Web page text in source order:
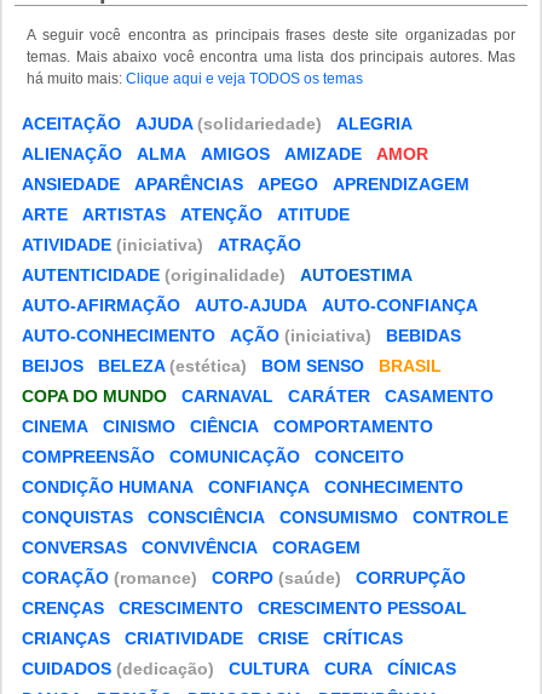
A seguir você encontra as principais frases deste site organizadas por
temas. Mais abaixo você encontra uma lista dos principais autores. Mas
há muito mais: Clique aqui e veja TODOS os temas
ACEITAÇÃO AJUDA(solidariedade)
ALEGRIA
ALIENAÇÃO
ALMA AMIGOS AMIZADE
AMOR
ANSIEDADE
APARÊNCIAS APEGO
APRENDIZAGEM
ARTE
ARTISTAS ATENÇÃO
ATITUDE
ATIVIDADE (iniciativa)
ATRAÇÃO
AUTENTICIDADE (originalidade)
AUTOESTIMA
AUTO-AFIRMAÇÃO
AUTO-AJUDA
AUTO-CONFIANÇA
AUTO-CONHECIMENTO
AÇÃO (iniciativa)
BEBIDAS
BEIJOS
BELEZA(estética) BOM SENSO
BRASIL
COPA DO MUNDO
CARNAVAL CARÁTER
CASAMENTO
CINEMA
CINISMO CIÊNCIA
COMPORTAMENTO
COMPREENSÃO
COMUNICAÇÃO
CONCEITO
CONDIÇÃO HUMANA
CONFIANÇA
CONHECIMENTO
CONQUISTAS
CONSCIÊNCIA CONSUMISMO
CONTROLE
CONVERSAS
CONVIVÊNCIA
CORAGEM
CORAÇÃO (romance) CORPO (saúde)
CORRUPÇÃO
CRENÇAS
CRESCIMENTO
CRESCIMENTO PESSOAL
CRIANÇAS
CRIATIVIDADE CRISE
CRÍTICAS
CUIDADOS (dedicação) CULTURA CURA
CÍNICAS